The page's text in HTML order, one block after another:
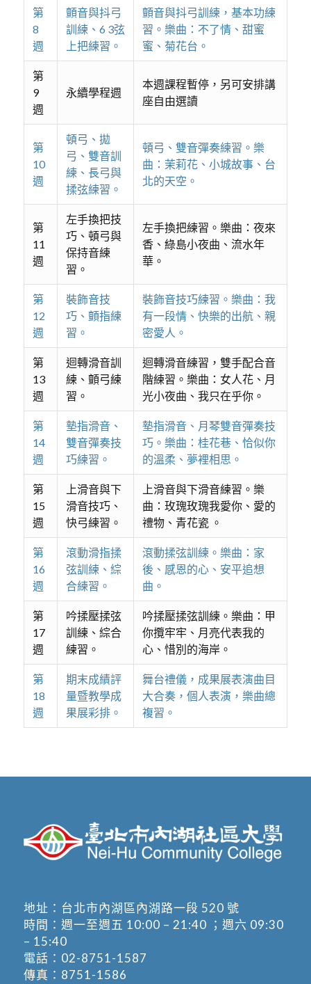
第
8
週
顫音與抖弓
訓練、6 3弦
上把練習。
顫音與抖弓訓練，基本功練
習。樂曲：不了情、甜蜜
蜜、菊花台。
第
9
週
永續學程週
本週課程暫停，另可安排講
座自由選讀
第
10
週
頓弓、拋
弓、雙音訓
練、長弓與
揉弦練習。
頓弓、雙音彈奏練習。樂
曲：茉莉花、小城故事、台
北的天空。
第
11
週
左手換把技
巧、頓弓與
保持音練
習。
左手換把練習。樂曲：夜來
香、綠島小夜曲、流水年
華。
第
12
週
裝飾音技
巧、顫指練
習。
裝飾音技巧練習。樂曲：我
有一段情、快樂的出航、親
密愛人。
第
13
週
迴轉滑音訓
練、顫弓練
習。
迴轉滑音練習，雙手配合音
階練習。樂曲：女人花、月
光小夜曲、我只在乎你。
第
14
週
墊指滑音、
雙音彈奏技
巧練習。
墊指滑音、月琴雙音彈奏技
巧。樂曲：桂花巷、恰似你
的溫柔、夢裡相思。
第
15
週
上滑音與下
滑音技巧、
快弓練習。
上滑音與下滑音練習。樂
曲：玫瑰玫瑰我愛你、愛的
禮物、青花瓷 。
第
16
週
滾動滑指揉
弦訓練、綜
合練習。
滾動揉弦訓練。樂曲：家
後、感恩的心、安平追想
曲。
第
17
週
吟揉壓揉弦
訓練、綜合
練習。
吟揉壓揉弦訓練。樂曲：甲
你攬牢牢、月亮代表我的
心、惜別的海岸。
第
18
週
期末成績評
量暨教學成
果展彩排。
舞台禮儀，成果展表演曲目
大合奏，個人表演，樂曲總
複習。
地址： 台北市內湖區內湖路一段 520 號
時間：週一至週五 10:00 – 21:40 ；週六 09:30
– 15:40
電話： 02-8751-1587
傳真：8751-1586